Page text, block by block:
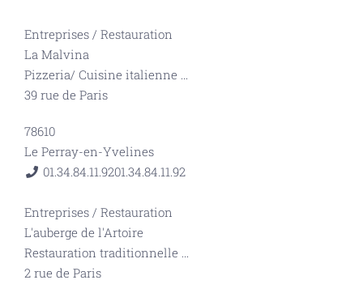
Entreprises / Restauration
La Malvina
Pizzeria/ Cuisine italienne ...
39 rue de Paris
78610
Le Perray-en-Yvelines
01.34.84.11.9201.34.84.11.92
Entreprises / Restauration
L'auberge de l'Artoire
Restauration traditionnelle ...
2 rue de Paris